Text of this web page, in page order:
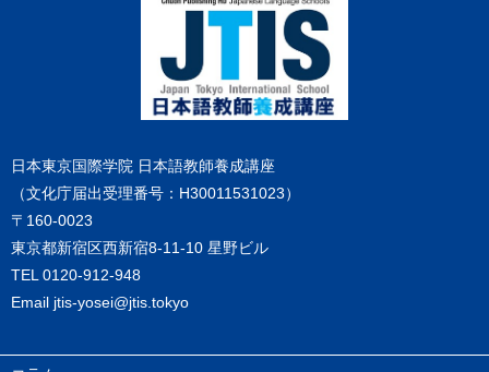
日本東京国際学院 日本語教師養成講座
（文化庁届出受理番号：H30011531023）
〒160-0023
東京都新宿区西新宿8-11-10 星野ビル
TEL 0120-912-948
Email jtis-yosei@jtis.tokyo